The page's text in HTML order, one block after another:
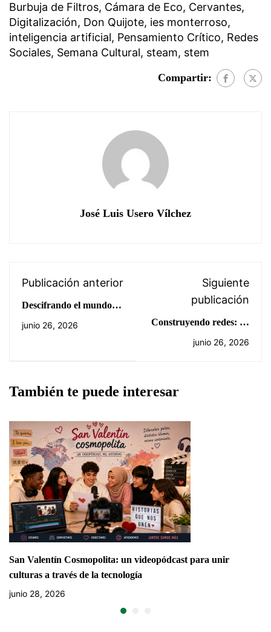
Burbuja de Filtros, Cámara de Eco, Cervantes,
Digitalización, Don Quijote, ies monterroso,
inteligencia artificial, Pensamiento Crítico, Redes
Sociales, Semana Cultural, steam, stem
Compartir:
José Luis Usero Vílchez
Publicación anterior
Descifrando el mundo
digital: ciudadanía,
junio 26, 2026
Siguiente
publicación
Construyendo redes: de
los espaguetis a las
junio 26, 2026
También te puede interesar
San Valentín Cosmopolita: un videopódcast para unir
culturas a través de la tecnología
junio 28, 2026